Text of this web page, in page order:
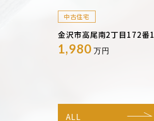
中古住宅
金沢市高尾南2丁目172番1
1,980 万円
ALL